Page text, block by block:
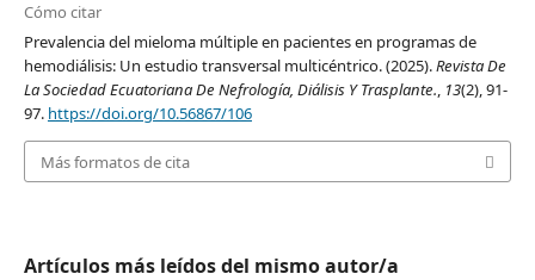
Cómo citar
Prevalencia del mieloma múltiple en pacientes en programas de
hemodiálisis: Un estudio transversal multicéntrico. (2025).Revista De
La Sociedad Ecuatoriana De Nefrología, Diálisis Y Trasplante., 13(2), 91-
97. https://doi.org/10.56867/106
Más formatos de cita
Artículos más leídos del mismo autor/a